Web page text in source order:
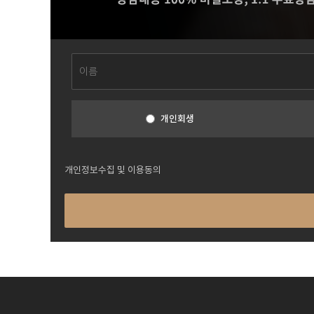
개인회생
개인정보수집 및 이용동의